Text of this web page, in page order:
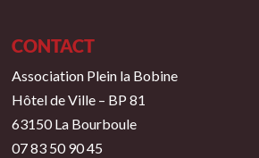
CONTACT
Association Plein la Bobine
Hôtel de Ville – BP 81
63150 La Bourboule
07 83 50 90 45